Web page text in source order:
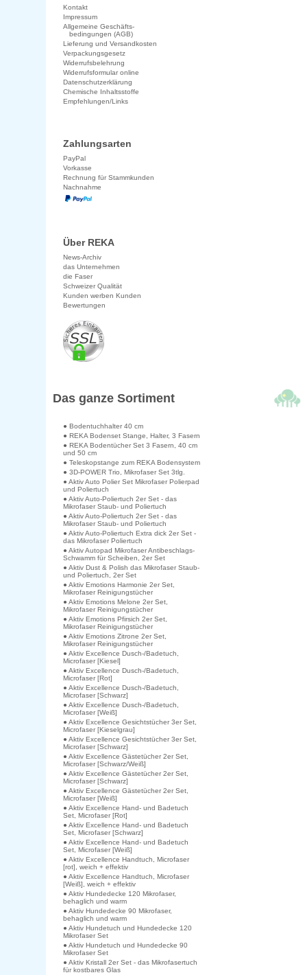
Kontakt
Impressum
Allgemeine Geschäfts-
bedingungen (AGB)
Lieferung und Versandkosten
Verpackungsgesetz
Widerrufsbelehrung
Widerrufsformular online
Datenschutzerklärung
Chemische Inhaltsstoffe
Empfehlungen/Links
Zahlungsarten
PayPal
Vorkasse
Rechnung für Stammkunden
Nachnahme
Über REKA
News-Archiv
das Unternehmen
die Faser
Schweizer Qualität
Kunden werben Kunden
Bewertungen
Das ganze Sortiment
● Bodentuchhalter 40 cm
● REKA Bodenset Stange, Halter, 3 Fasern
● REKA Bodentücher Set 3 Fasern, 40 cm
und 50 cm
● Teleskopstange zum REKA Bodensystem
● 3D-POWER Trio, Mikrofaser Set 3tlg.
● Aktiv Auto Polier Set Mikrofaser Polierpad
und Poliertuch
● Aktiv Auto-Poliertuch 2er Set - das
Mikrofaser Staub- und Poliertuch
● Aktiv Auto-Poliertuch 2er Set - das
Mikrofaser Staub- und Poliertuch
● Aktiv Auto-Poliertuch Extra dick 2er Set -
das Mikrofaser Poliertuch
● Aktiv Autopad Mikrofaser Antibeschlags-
Schwamm für Scheiben, 2er Set
● Aktiv Dust & Polish das Mikrofaser Staub-
und Poliertuch, 2er Set
● Aktiv Emotions Harmonie 2er Set,
Mikrofaser Reinigungstücher
● Aktiv Emotions Melone 2er Set,
Mikrofaser Reinigungstücher
● Aktiv Emotions Pfirsich 2er Set,
Mikrofaser Reinigungstücher
● Aktiv Emotions Zitrone 2er Set,
Mikrofaser Reinigungstücher
● Aktiv Excellence Dusch-/Badetuch,
Microfaser [Kiesel]
● Aktiv Excellence Dusch-/Badetuch,
Microfaser [Rot]
● Aktiv Excellence Dusch-/Badetuch,
Microfaser [Schwarz]
● Aktiv Excellence Dusch-/Badetuch,
Microfaser [Weiß]
● Aktiv Excellence Gesichtstücher 3er Set,
Microfaser [Kieselgrau]
● Aktiv Excellence Gesichtstücher 3er Set,
Microfaser [Schwarz]
● Aktiv Excellence Gästetücher 2er Set,
Microfaser [Schwarz/Weiß]
● Aktiv Excellence Gästetücher 2er Set,
Microfaser [Schwarz]
● Aktiv Excellence Gästetücher 2er Set,
Microfaser [Weiß]
● Aktiv Excellence Hand- und Badetuch
Set, Microfaser [Rot]
● Aktiv Excellence Hand- und Badetuch
Set, Microfaser [Schwarz]
● Aktiv Excellence Hand- und Badetuch
Set, Microfaser [Weiß]
● Aktiv Excellence Handtuch, Microfaser
[rot], weich + effektiv
● Aktiv Excellence Handtuch, Microfaser
[Weiß], weich + effektiv
● Aktiv Hundedecke 120 Mikrofaser,
behaglich und warm
● Aktiv Hundedecke 90 Mikrofaser,
behaglich und warm
● Aktiv Hundetuch und Hundedecke 120
Mikrofaser Set
● Aktiv Hundetuch und Hundedecke 90
Mikrofaser Set
● Aktiv Kristall 2er Set - das Mikrofasertuch
für kostbares Glas